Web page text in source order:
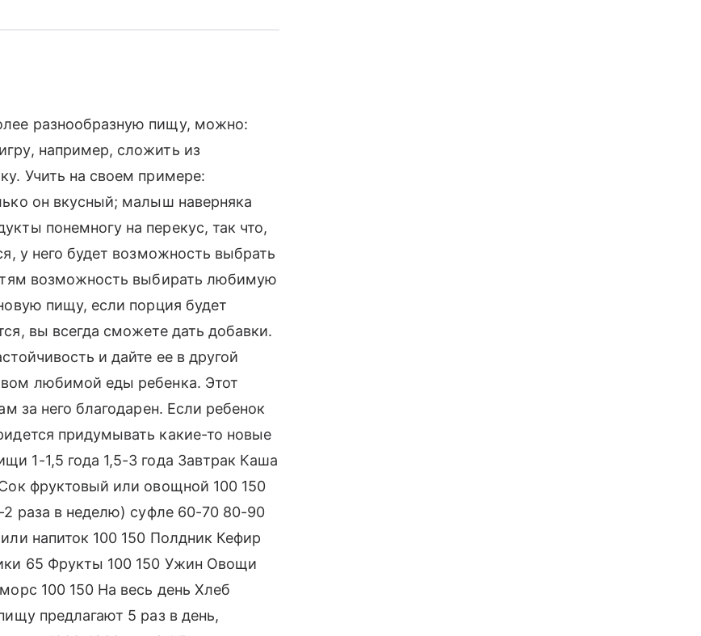
разнообразную пищу, можно:
например, сложить из
Учить на своем примере:
он вкусный; малыш наверняка
понемногу на перекус, так что,
у него будет возможность выбрать
возможность выбирать любимую
пищу, если порция будет
вы всегда сможете дать добавки.
и дайте ее в другой
любимой еды ребенка. Этот
за него благодарен. Если ребенок
придумывать какие-то новые
1-1,5 года 1,5-3 года Завтрак Каша
фруктовый или овощной 100 150
раза в неделю) суфле 60-70 80-90
напиток 100 150 Полдник Кефир
65 Фрукты 100 150 Ужин Овощи
100 150 На весь день Хлеб
предлагают 5 раз в день,